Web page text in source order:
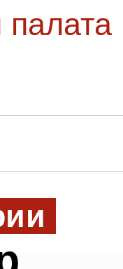
палата